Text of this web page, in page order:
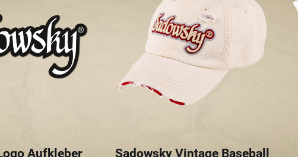
Aufkleber
Sadowsky Vintage Baseball